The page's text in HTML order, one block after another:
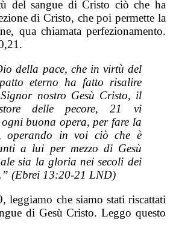
del sangue di Cristo ciò che ha
di Cristo, che poi permette la
qua chiamata perfezionamento.
della pace, che in virtù del
eterno ha fatto risalire
nostro Gesù Cristo, il
delle pecore, 21 vi
buona opera, per fare la
operando in voi ciò che è
a lui per mezzo di Gesù
sia la gloria nei secoli dei
(Ebrei 13:20-21 LND)
leggiamo che siamo stati riscattati
di Gesù Cristo. Leggo questo